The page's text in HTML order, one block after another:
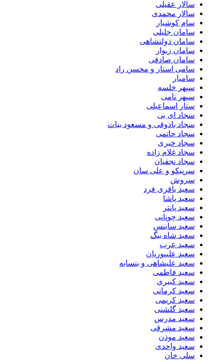
سالار عقیلی
سالار محمدی
سام کوشیار
سامان جلیلی
سامان دولتشاهی
سامان زیوار
سامان صادقی
سامی استار و محسن راد
سامیار
سپهر خلسه
سپهر نامی
ستار اسماعیلی
سجاد ای بی
سجاد باذوقی و مسعود بیات
سجاد حاتمی
سجاد خیری
سجاد غلام زاده
سجاد نجفیان
سرپیکو و علی سان
سروش
سعید باقری فرد
سعید پاشا
سعید پانتر
سعید چوپانی
سعید ساینس
سعید شاه بیگ
سعید عرب
سعید علیپوریان
سعید علیشاهی و بتسابه
سعید فاطمی
سعید کبیری
سعید کرمانی
سعید کریمی
سعید گلشنی
سعید مدرس
سعید مشرقی
سعید موذن
سعید واحدی
سلی خان